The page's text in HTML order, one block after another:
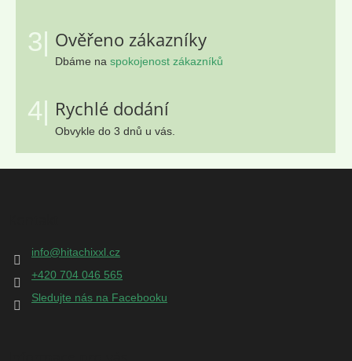
3| Ověřeno zákazníky
Dbáme na spokojenost zákazníků
4| Rychlé dodání
Obvykle do 3 dnů u vás.
Z
info@hitachixxl.cz
+420 704 046 565
Sledujte nás na Facebooku